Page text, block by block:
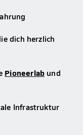
dich herzlich
Pioneerlab und
Infrastruktur